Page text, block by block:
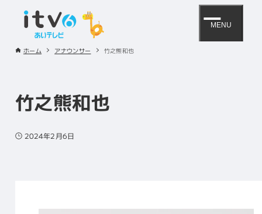
MENU
ホーム アナウンサー 竹之熊和也
竹之熊和也
2024年2月6日